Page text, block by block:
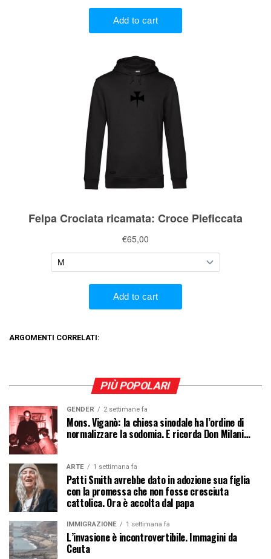
ARGOMENTI CORRELATI:
PIÙ POPOLARI
GENDER 2 settimane fa
Mons. Viganò: la chiesa sinodale ha l’ordine di
normalizzare la sodomia. E ricorda Don Milani…
ARTE 1 settimana fa
Patti Smith avrebbe dato in adozione sua figlia
con la promessa che non fosse cresciuta
cattolica. Ora è accolta dal papa
IMMIGRAZIONE 1 settimana fa
L’invasione è incontrovertibile. Immagini da
Ceuta